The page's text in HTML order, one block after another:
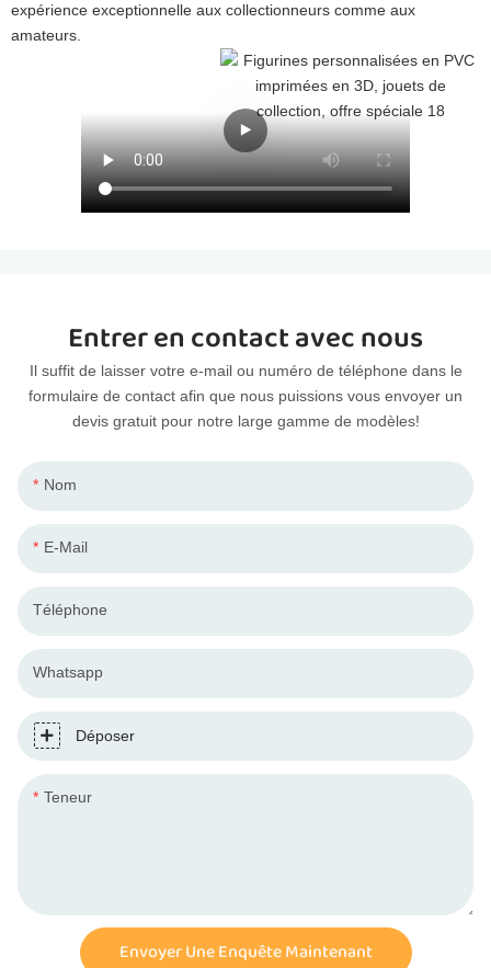
expérience exceptionnelle aux collectionneurs comme aux
amateurs.
Entrer en contact avec nous
Il suffit de laisser votre e-mail ou numéro de téléphone dans le
formulaire de contact afin que nous puissions vous envoyer un
devis gratuit pour notre large gamme de modèles!
Nom
E-Mail
Téléphone
Whatsapp
Déposer
Teneur
Envoyer Une Enquête Maintenant